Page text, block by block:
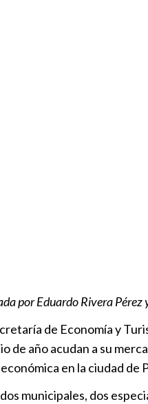
por Eduardo Rivera
de Economía y
de año acudan a su
en la ciudad de
municipales, dos